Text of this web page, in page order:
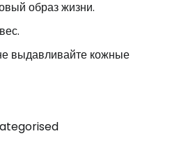
образ жизни.
выдавливайте кожные